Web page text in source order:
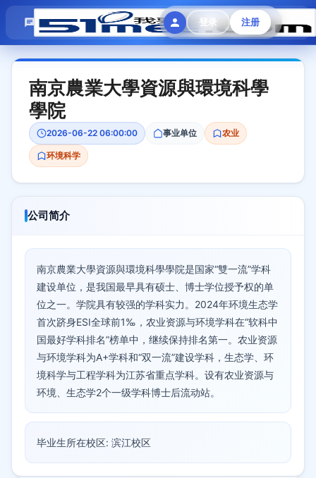
登录 注册
模拟面试 题目大全 招聘中心 会员专区
南京農業大學資源與環境科學
學院
2026-06-22 06:00:00 事业单位 农业
环境科学
公司简介
南京農業大學資源與環境科學學院是国家“雙一流”学科
建设单位，是我国最早具有硕士、博士学位授予权的单
位之一。学院具有较强的学科实力。2024年环境生态学
首次跻身ESI全球前1‰，农业资源与环境学科在“软科中
国最好学科排名”榜单中，继续保持排名第一。农业资源
与环境学科为A+学科和“双一流”建设学科，生态学、环
境科学与工程学科为江苏省重点学科。设有农业资源与
环境、生态学2个一级学科博士后流动站。
毕业生所在校区: 滨江校区